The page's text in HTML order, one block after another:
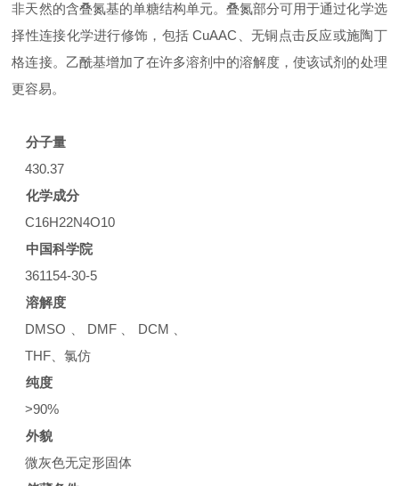
非天然的含叠氮基的单糖结构单元。叠氮部分可用于通过化学选
择性连接化学进行修饰，包括 CuAAC、无铜点击反应或施陶丁
格连接。乙酰基增加了在许多溶剂中的溶解度，使该试剂的处理
更容易。
分子量
430.37
化学成分
C16H22N4O10
中国科学院
361154-30-5
溶解度
DMSO、DMF、DCM、
THF、氯仿
纯度
>90%
外貌
微灰色无定形固体